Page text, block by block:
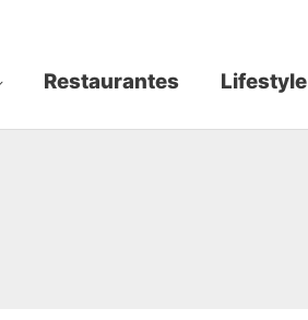
Restaurantes Lifestyle